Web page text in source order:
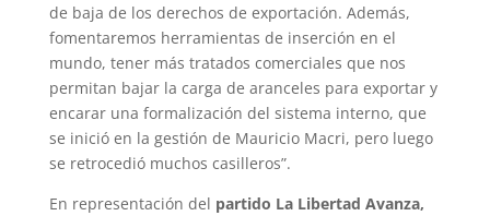
de baja de los derechos de exportación. Además,
fomentaremos herramientas de inserción en el
mundo, tener más tratados comerciales que nos
permitan bajar la carga de aranceles para exportar y
encarar una formalización del sistema interno, que
se inició en la gestión de Mauricio Macri, pero luego
se retrocedió muchos casilleros”.
En representación del partido La Libertad Avanza,